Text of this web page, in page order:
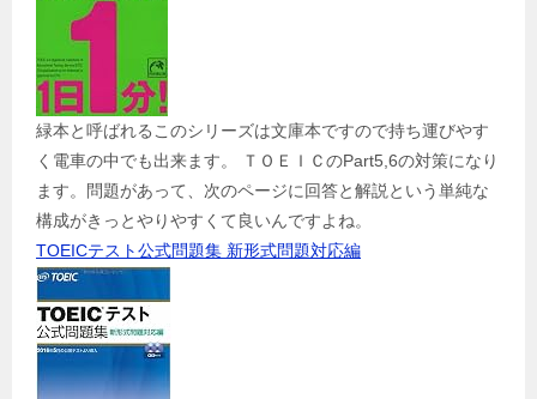
緑本と呼ばれるこのシリーズは文庫本ですので持ち運びやす
く電車の中でも出来ます。 ＴＯＥＩＣのPart5,6の対策になり
ます。問題があって、次のページに回答と解説という単純な
構成がきっとやりやすくて良いんですよね。
TOEICテスト公式問題集 新形式問題対応編